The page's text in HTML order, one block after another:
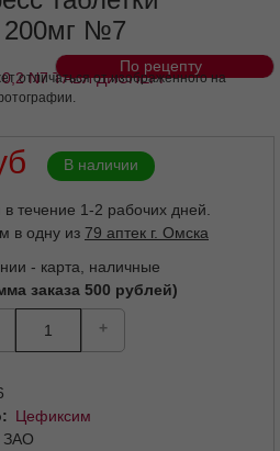
200мг №7
По рецепту
отличаться от изображенного на
В наличии
в течение 1-2 рабочих дней.
в одну из 79 аптек г. Омска
- карта, наличные
заказа 500 рублей)
+
Цефиксим
ЗАО